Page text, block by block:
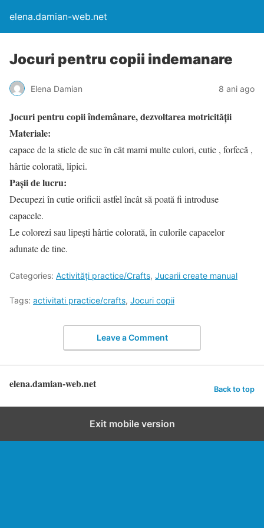
elena.damian-web.net
Jocuri pentru copii indemanare
Elena Damian 8 ani ago
Jocuri pentru copii îndemânare, dezvoltarea motricității
Materiale:
capace de la sticle de suc în cât mami multe culori, cutie , forfecă ,
hârtie colorată, lipici.
Pașii de lucru:
Decupezi în cutie orificii astfel încât să poată fi introduse
capacele.
Le colorezi sau lipești hârtie colorată, în culorile capacelor
adunate de tine.
Categories: Activități practice/Crafts, Jucarii create manual
Tags: activitati practice/crafts, Jocuri copii
Leave a Comment
elena.damian-web.net Back to top
Exit mobile version